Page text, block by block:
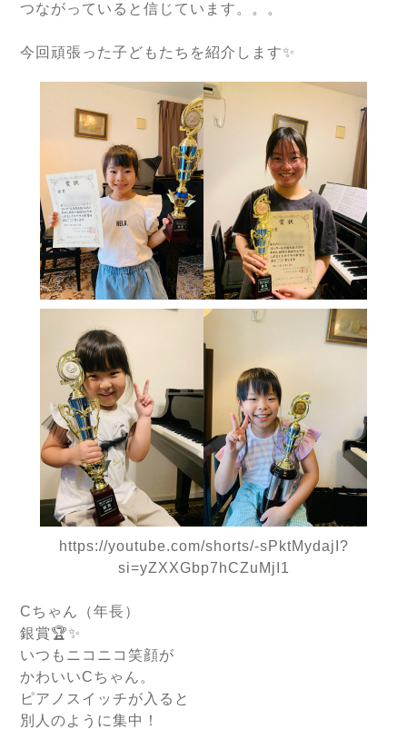
つながっていると信じています。。。
今回頑張った子どもたちを紹介します✨
https://youtube.com/shorts/-sPktMydajI?
si=yZXXGbp7hCZuMjI1
Cちゃん（年長）
銀賞🏆✨
いつもニコニコ笑顔が
かわいいCちゃん。
ピアノスイッチが入ると
別人のように集中！